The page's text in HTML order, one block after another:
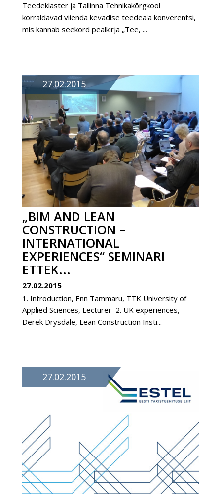
Teedeklaster ja Tallinna Tehnikakõrgkool
korraldavad viienda kevadise teedeala konverentsi,
mis kannab seekord pealkirja „Tee, ...
27.02.2015
„BIM AND LEAN
CONSTRUCTION –
INTERNATIONAL
EXPERIENCES“ SEMINARI
ETTEK...
27.02.2015
1. Introduction, Enn Tammaru, TTK University of
Applied Sciences, Lecturer 2. UK experiences,
Derek Drysdale, Lean Construction Insti...
27.02.2015